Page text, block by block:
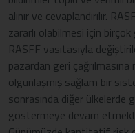
alınır ve cevaplandırılır.
zararlı olabilmesi için
RASFF vasıtasıyla
pazardan geri
olgunlaşmış sağlam bir
sonrasında diğer ülkelerde
göstermeye devam